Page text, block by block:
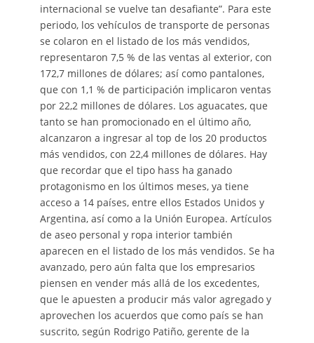
internacional se vuelve tan desafiante”. Para este
periodo, los vehículos de transporte de personas
se colaron en el listado de los más vendidos,
representaron 7,5 % de las ventas al exterior, con
172,7 millones de dólares; así como pantalones,
que con 1,1 % de participación implicaron ventas
por 22,2 millones de dólares. Los aguacates, que
tanto se han promocionado en el último año,
alcanzaron a ingresar al top de los 20 productos
más vendidos, con 22,4 millones de dólares. Hay
que recordar que el tipo hass ha ganado
protagonismo en los últimos meses, ya tiene
acceso a 14 países, entre ellos Estados Unidos y
Argentina, así como a la Unión Europea. Artículos
de aseo personal y ropa interior también
aparecen en el listado de los más vendidos. Se ha
avanzado, pero aún falta que los empresarios
piensen en vender más allá de los excedentes,
que le apuesten a producir más valor agregado y
aprovechen los acuerdos que como país se han
suscrito, según Rodrigo Patiño, gerente de la